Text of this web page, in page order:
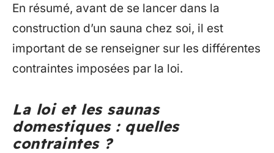
En résumé, avant de se lancer dans la
construction d’un sauna chez soi, il est
important de se renseigner sur les différentes
contraintes imposées par la loi.
La loi et les saunas
domestiques : quelles
contraintes ?